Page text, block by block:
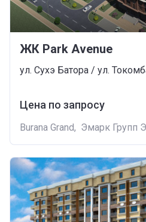
ЖК Park Avenue
ул. Сухэ Батора / ул.
Цена по запросу
Burana Grand, Эмарк Групп